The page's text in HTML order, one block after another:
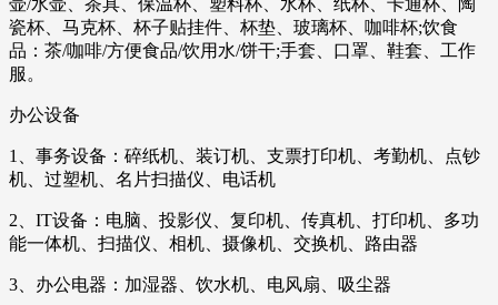
壶/水壶、茶具、保温杯、塑料杯、水杯、纸杯、卡通杯、陶
瓷杯、马克杯、杯子贴挂件、杯垫、玻璃杯、咖啡杯;饮食
品：茶/咖啡/方便食品/饮用水/饼干;手套、口罩、鞋套、工作
服。
办公设备
1、事务设备：碎纸机、装订机、支票打印机、考勤机、点钞
机、过塑机、名片扫描仪、电话机
2、IT设备：电脑、投影仪、复印机、传真机、打印机、多功
能一体机、扫描仪、相机、摄像机、交换机、路由器
3、办公电器：加湿器、饮水机、电风扇、吸尘器